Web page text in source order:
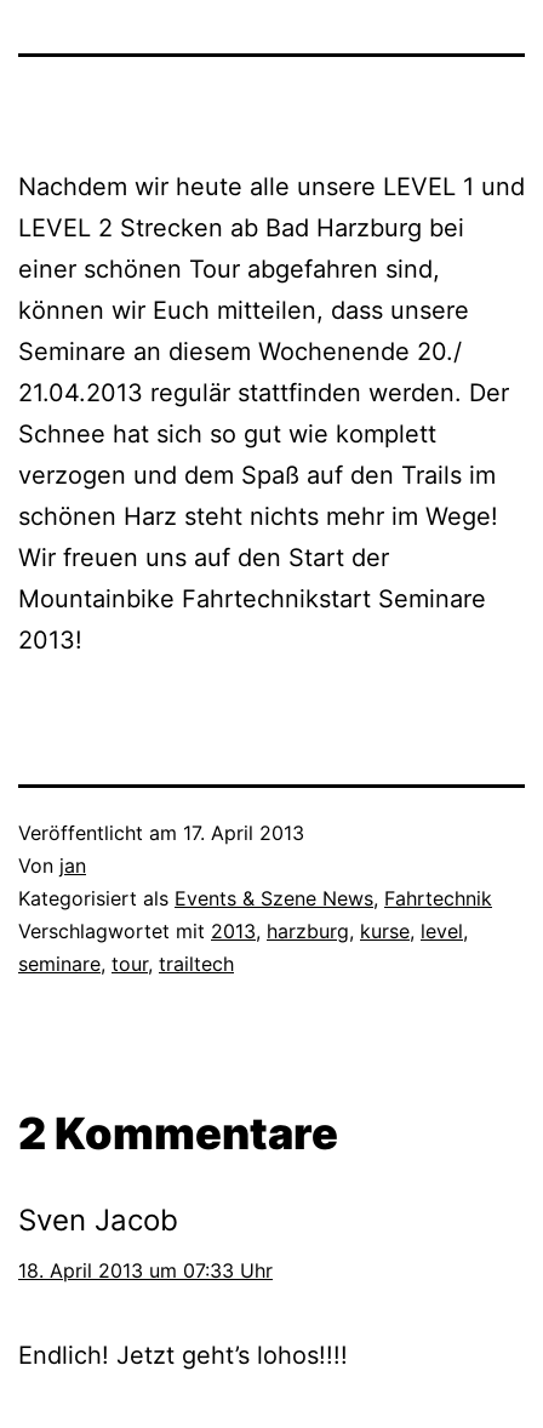
Nachdem wir heute alle unsere LEVEL 1 und
LEVEL 2 Strecken ab Bad Harzburg bei
einer schönen Tour abgefahren sind,
können wir Euch mitteilen, dass unsere
Seminare an diesem Wochenende 20./
21.04.2013 regulär stattfinden werden. Der
Schnee hat sich so gut wie komplett
verzogen und dem Spaß auf den Trails im
schönen Harz steht nichts mehr im Wege!
Wir freuen uns auf den Start der
Mountainbike Fahrtechnikstart Seminare
2013!
Veröffentlicht am 17. April 2013
Von jan
Kategorisiert als Events & Szene News, Fahrtechnik
Verschlagwortet mit 2013, harzburg, kurse, level,
seminare, tour, trailtech
2 Kommentare
Sven Jacob
18. April 2013 um 07:33 Uhr
Endlich! Jetzt geht’s lohos!!!!